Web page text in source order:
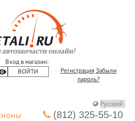
Вход в магазин:
Регистрация Забыли
пароль?
(812) 325-55-10